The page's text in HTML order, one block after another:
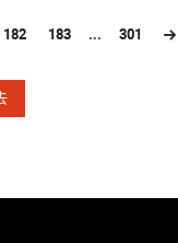
182 183 ... 301